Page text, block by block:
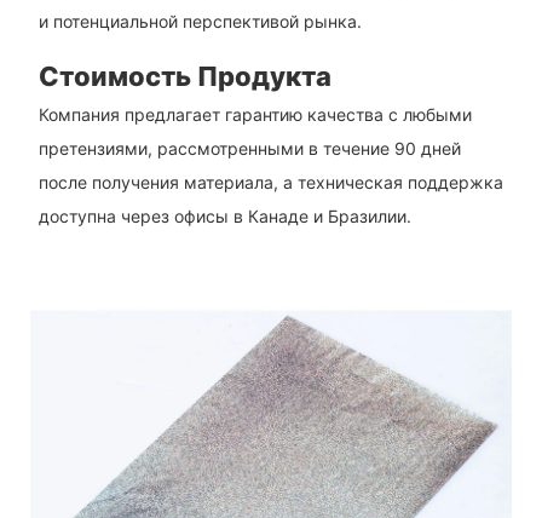
и потенциальной перспективой рынка.
Стоимость Продукта
Компания предлагает гарантию качества с любыми
претензиями, рассмотренными в течение 90 дней
после получения материала, а техническая поддержка
доступна через офисы в Канаде и Бразилии.